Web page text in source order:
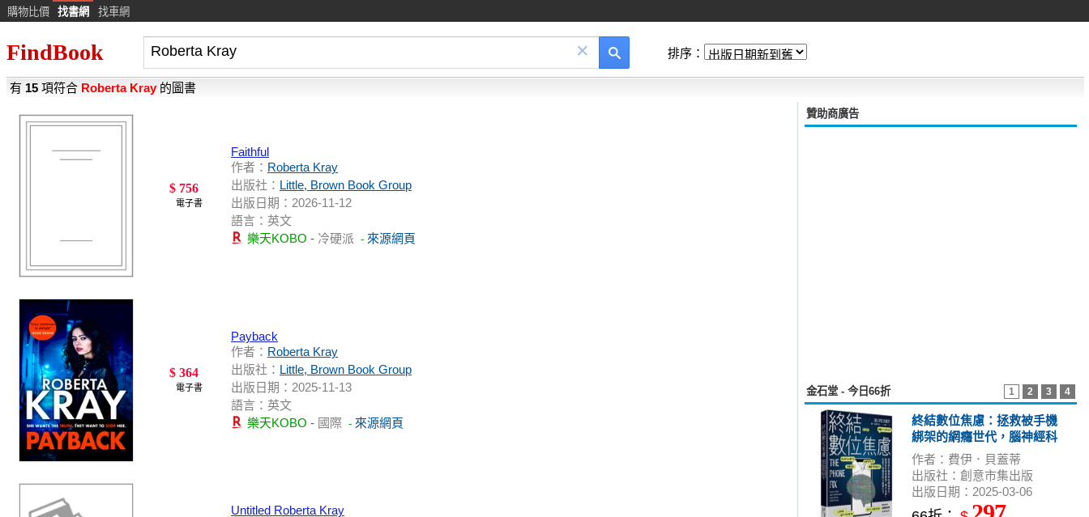
購物比價 找書網 找車網
FindBook × 排序：
有 15 項符合 Roberta Kray的圖書
$ 756
電子書
Faithful
作者： Roberta Kray
出版社： Little, Brown Book Group
出版日期：2026-11-12
語言：英文
樂天KOBO - 冷硬派 - 來源網頁
$ 364
電子書
Payback
作者： Roberta Kray
出版社： Little, Brown Book Group
出版日期：2025-11-13
語言：英文
樂天KOBO - 國際 - 來源網頁
Untitled Roberta Kray
贊助商廣告
1 2 3 4
金石堂 - 今日66折
終結數位焦慮：拯救被手機
綁架的網癮世代，腦神經科
學家實證「積木法則」，從
原子習慣找回大腦專注力
作者：費伊．貝蓋蒂
出版社：創意市集出版
出版日期：2025-03-06